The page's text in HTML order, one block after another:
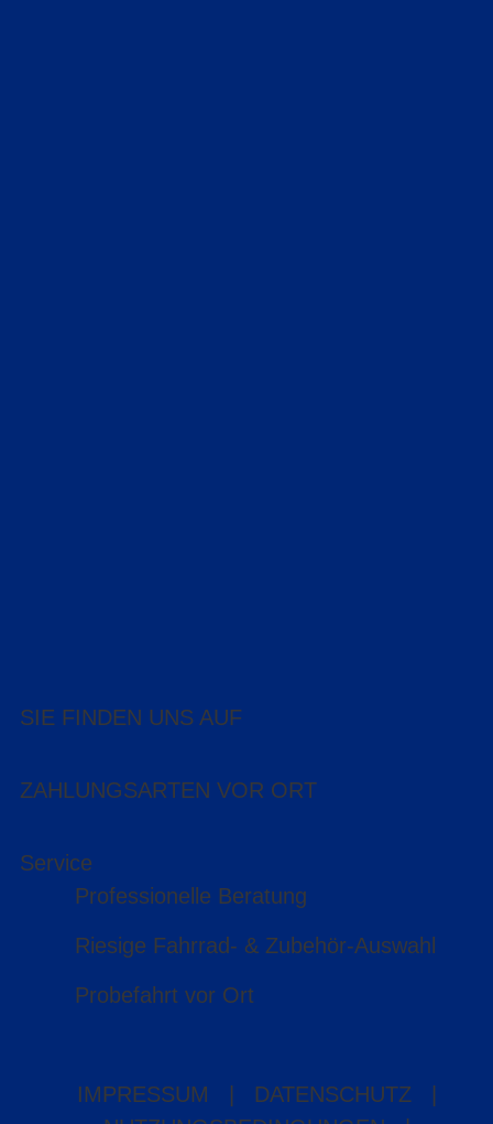
SIE FINDEN UNS AUF
ZAHLUNGSARTEN VOR ORT
Service
Professionelle Beratung
Riesige Fahrrad- & Zubehör-Auswahl
Probefahrt vor Ort
IMPRESSUM DATENSCHUTZ